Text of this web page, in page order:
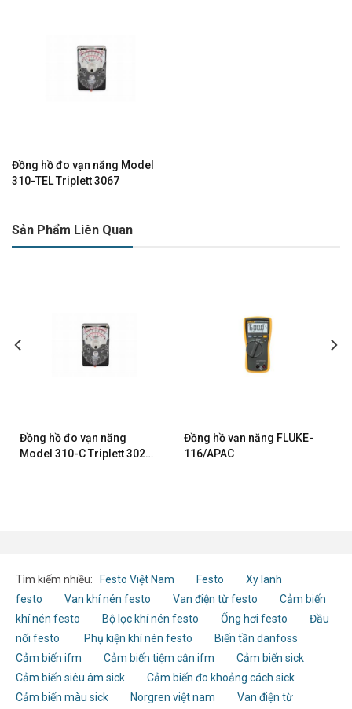
Đồng hồ đo vạn năng Model
310-TEL Triplett 3067
Sản Phẩm Liên Quan
Đồng hồ đo vạn năng
Model 310-C Triplett 3022-
Đồng hồ vạn năng FLUKE-
116/APAC
Tìm kiếm nhiều: Festo Việt Nam Festo
Xy lanh
festo
Van khí nén festo Van điện từ festo
Cảm biến
khí nén festo
Bộ lọc khí nén festo Ống hơi festo
Đầu
nối festo
Phụ kiện khí nén festo
Biến tần danfoss
Cảm biến ifm
Cảm biến tiệm cận ifm
Cảm biến sick
Cảm biến siêu âm sick
Cảm biến đo khoảng cách sick
Cảm biến màu sick
Norgren việt nam
Van điện từ